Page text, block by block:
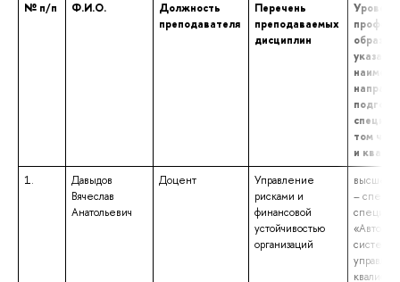
№ п/п Ф.И.О.
Должность
преподавателя
Перечень
преподаваемых
дисциплин
том
и
1.
Давыдов
Вячеслав
Анатольевич
Доцент
Управление
рисками и
финансовой
устойчивостью
организаций
высшее
–
системы